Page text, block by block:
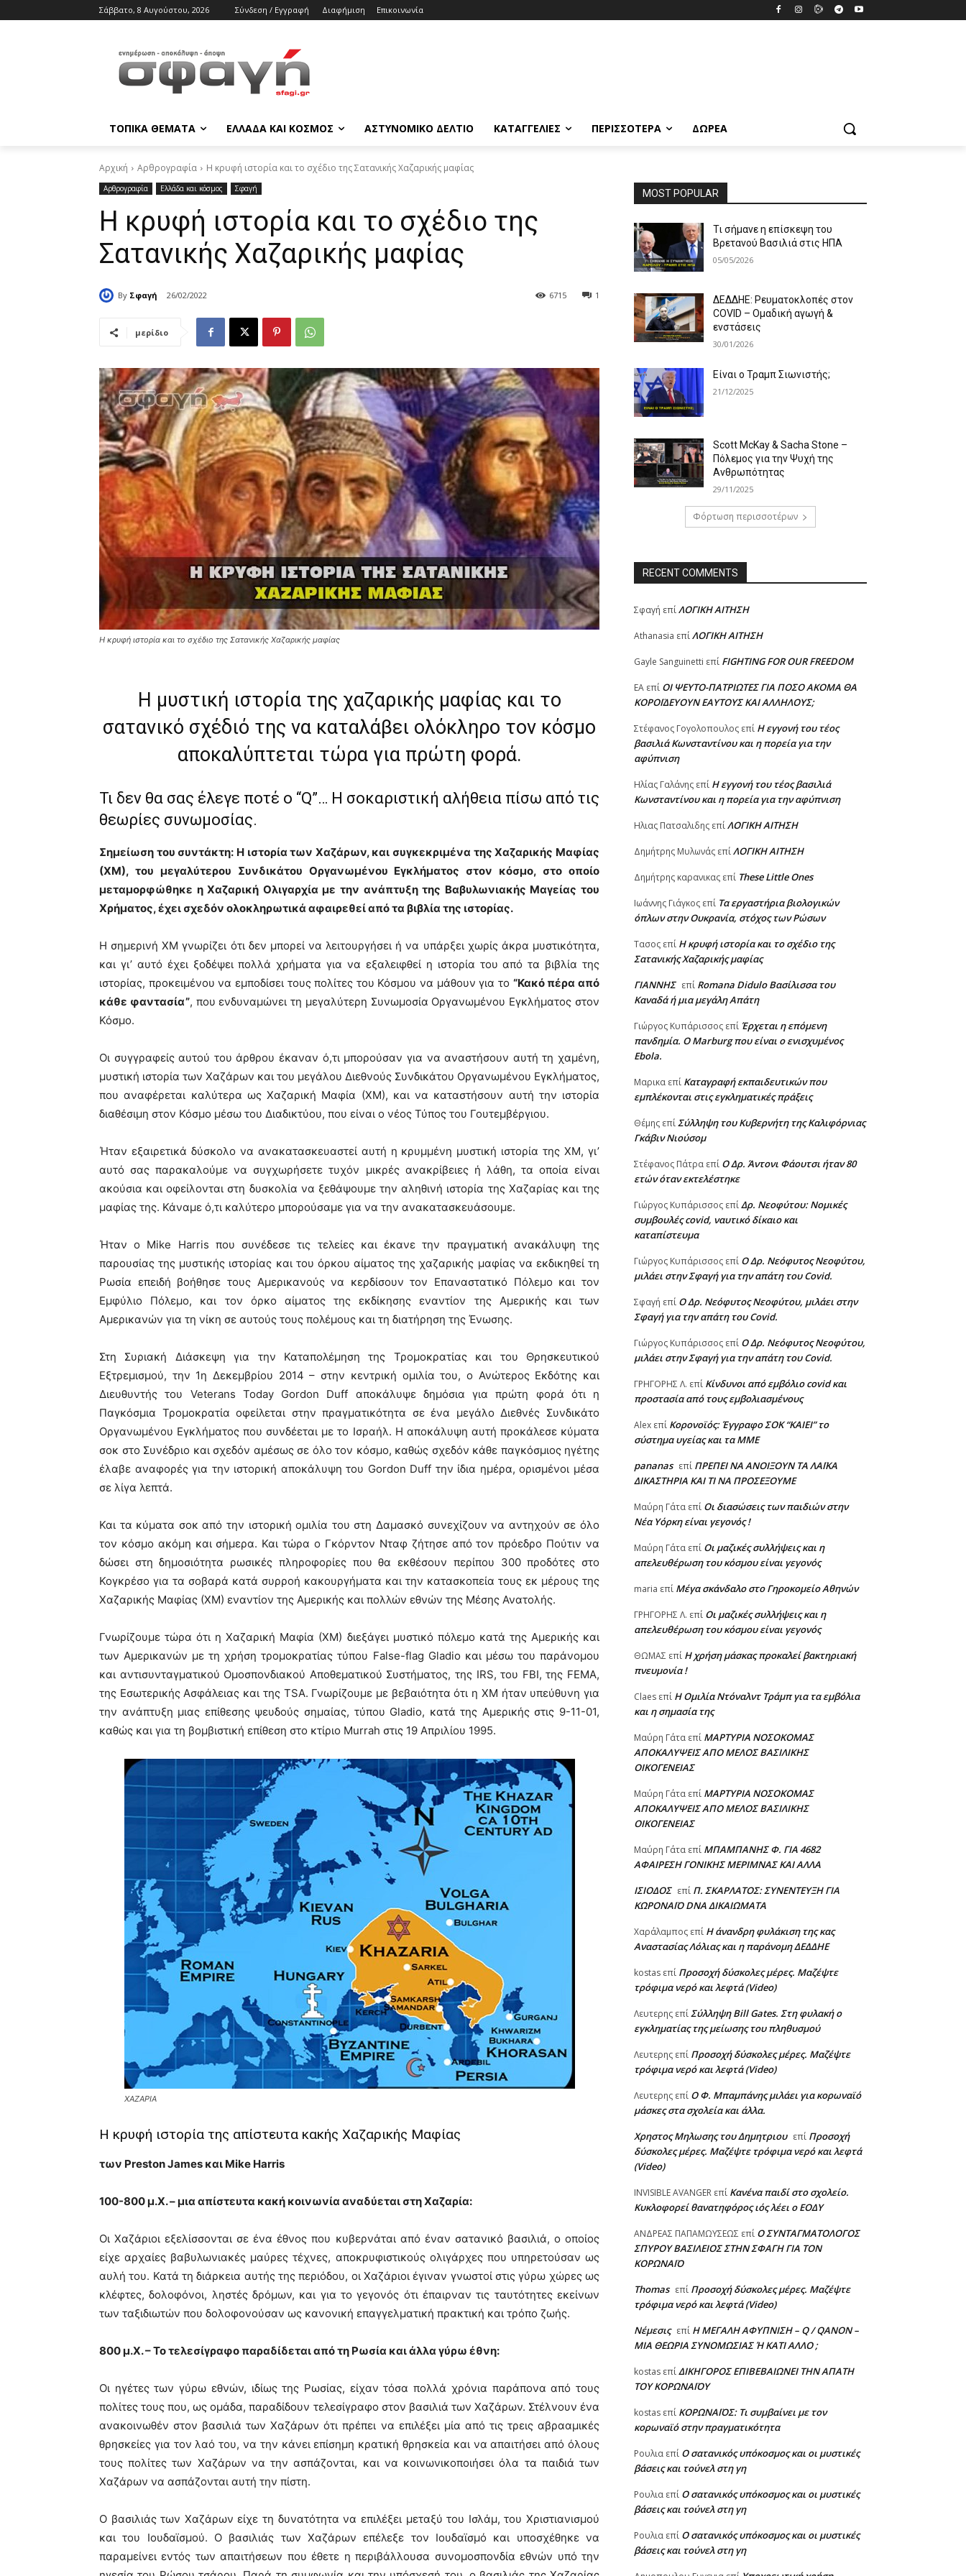
Σάββατο, 8 Αυγούστου, 2026 Σύνδεση / Εγγραφή Διαφήμιση Επικοινωνία
ΤΟΠΙΚΑ ΘΕΜΑΤΑ ΕΛΛΑΔΑ ΚΑΙ ΚΟΣΜΟΣ ΑΣΤΥΝΟΜΙΚΟ ΔΕΛΤΙΟ ΚΑΤΑΓΓΕΛΙΕΣ ΠΕΡΙΣΣΟΤΕΡΑ ΔΩΡΕΆ
Αρχική Αρθρογραφία Η κρυφή ιστορία και το σχέδιο της Σατανικής Χαζαρικής μαφίας
Αρθρογραφία Ελλάδα και κόσμος Σφαγή
Η κρυφή ιστορία και το σχέδιο της
Σατανικής Χαζαρικής μαφίας
By Σφαγή 26/02/2022 1
6715
μερίδιο
Η κρυφή ιστορία και το σχέδιο της Σατανικής Χαζαρικής μαφίας
Η μυστική ιστορία της χαζαρικής μαφίας και το
σατανικό σχέδιό της να καταλάβει ολόκληρο τον κόσμο
αποκαλύπτεται τώρα για πρώτη φορά.
Τι δεν θα σας έλεγε ποτέ ο “Q”… Η σοκαριστική αλήθεια πίσω από τις
θεωρίες συνωμοσίας.
Σημείωση του συντάκτη: Η ιστορία των Χαζάρων, και συγκεκριμένα της Χαζαρικής Μαφίας
(ΧΜ), του μεγαλύτερου Συνδικάτου Οργανωμένου Εγκλήματος στον κόσμο, στο οποίο
μεταμορφώθηκε η Χαζαρική Ολιγαρχία με την ανάπτυξη της Βαβυλωνιακής Μαγείας του
Χρήματος, έχει σχεδόν ολοκληρωτικά αφαιρεθεί από τα βιβλία της ιστορίας.
Η σημερινή ΧΜ γνωρίζει ότι δεν μπορεί να λειτουργήσει ή να υπάρξει χωρίς άκρα μυστικότητα,
και γι’ αυτό έχει ξοδέψει πολλά χρήματα για να εξαλειφθεί η ιστορία του από τα βιβλία της
ιστορίας, προκειμένου να εμποδίσει τους πολίτες του Κόσμου να μάθουν για το “Κακό πέρα από
κάθε φαντασία”, που ενδυναμώνει τη μεγαλύτερη Συνωμοσία Οργανωμένου Εγκλήματος στον
Κόσμο.
Οι συγγραφείς αυτού του άρθρου έκαναν ό,τι μπορούσαν για να αναστήσουν αυτή τη χαμένη,
μυστική ιστορία των Χαζάρων και του μεγάλου Διεθνούς Συνδικάτου Οργανωμένου Εγκλήματος,
που αναφέρεται καλύτερα ως Χαζαρική Μαφία (ΧΜ), και να καταστήσουν αυτή την ιστορία
διαθέσιμη στον Κόσμο μέσω του Διαδικτύου, που είναι ο νέος Τύπος του Γουτεμβέργιου.
Ήταν εξαιρετικά δύσκολο να ανακατασκευαστεί αυτή η κρυμμένη μυστική ιστορία της ΧΜ, γι’
αυτό σας παρακαλούμε να συγχωρήσετε τυχόν μικρές ανακρίβειες ή λάθη, τα οποία είναι
ακούσια και οφείλονται στη δυσκολία να ξεθάψουμε την αληθινή ιστορία της Χαζαρίας και της
μαφίας της. Κάναμε ό,τι καλύτερο μπορούσαμε για να την ανακατασκευάσουμε.
Ήταν ο Mike Harris που συνέδεσε τις τελείες και έκανε την πραγματική ανακάλυψη της
παρουσίας της μυστικής ιστορίας και του όρκου αίματος της χαζαρικής μαφίας να εκδικηθεί τη
Ρωσία επειδή βοήθησε τους Αμερικανούς να κερδίσουν τον Επαναστατικό Πόλεμο και τον
Εμφύλιο Πόλεμο, και τον όρκο αίματος της εκδίκησης εναντίον της Αμερικής και των
Αμερικανών για τη νίκη σε αυτούς τους πολέμους και τη διατήρηση της Ένωσης.
Στη Συριακή Διάσκεψη για την Καταπολέμηση της Τρομοκρατίας και του Θρησκευτικού
Εξτρεμισμού, την 1η Δεκεμβρίου 2014 – στην κεντρική ομιλία του, ο Ανώτερος Εκδότης και
Διευθυντής του Veterans Today Gordon Duff αποκάλυψε δημόσια για πρώτη φορά ότι η
Παγκόσμια Τρομοκρατία οφείλεται στην πραγματικότητα σε ένα μεγάλο Διεθνές Συνδικάτο
Οργανωμένου Εγκλήματος που συνδέεται με το Ισραήλ. Η αποκάλυψη αυτή προκάλεσε κύματα
σοκ στο Συνέδριο και σχεδόν αμέσως σε όλο τον κόσμο, καθώς σχεδόν κάθε παγκόσμιος ηγέτης
έλαβε αναφορές για την ιστορική αποκάλυψη του Gordon Duff την ίδια ημέρα, ορισμένοι μέσα
σε λίγα λεπτά.
Και τα κύματα σοκ από την ιστορική ομιλία του στη Δαμασκό συνεχίζουν να αντηχούν σε όλο
τον κόσμο ακόμη και σήμερα. Και τώρα ο Γκόρντον Νταφ ζήτησε από τον πρόεδρο Πούτιν να
δώσει στη δημοσιότητα ρωσικές πληροφορίες που θα εκθέσουν περίπου 300 προδότες στο
Κογκρέσο για τα σοβαρά κατά συρροή κακουργήματα και την κατασκοπεία τους εκ μέρους της
Χαζαρικής Μαφίας (ΧΜ) εναντίον της Αμερικής και πολλών εθνών της Μέσης Ανατολής.
Γνωρίζουμε τώρα ότι η Χαζαρική Μαφία (ΧΜ) διεξάγει μυστικό πόλεμο κατά της Αμερικής και
των Αμερικανών με τη χρήση τρομοκρατίας τύπου False-flag Gladio και μέσω του παράνομου
και αντισυνταγματικού Ομοσπονδιακού Αποθεματικού Συστήματος, της IRS, του FBI, της FEMA,
της Εσωτερικής Ασφάλειας και της TSA. Γνωρίζουμε με βεβαιότητα ότι η ΧΜ ήταν υπεύθυνη για
την ανάπτυξη μιας επίθεσης ψευδούς σημαίας, τύπου Gladio, κατά της Αμερικής στις 9-11-01,
καθώς και για τη βομβιστική επίθεση στο κτίριο Murrah στις 19 Απριλίου 1995.
ΧΑΖΑΡΙΑ
Η κρυφή ιστορία της απίστευτα κακής Χαζαρικής Μαφίας
των Preston James και Mike Harris
100-800 μ.Χ. – μια απίστευτα κακή κοινωνία αναδύεται στη Χαζαρία:
Οι Χαζάριοι εξελίσσονται σε ένα έθνος που κυβερνάται από έναν σατανικό βασιλιά, ο οποίος
είχε αρχαίες βαβυλωνιακές μαύρες τέχνες, αποκρυφιστικούς ολιγάρχες που υπηρετούσαν ως
αυλή του. Κατά τη διάρκεια αυτής της περιόδου, οι Χαζάριοι έγιναν γνωστοί στις γύρω χώρες ως
κλέφτες, δολοφόνοι, ληστές δρόμων, και για το γεγονός ότι έπαιρναν τις ταυτότητες εκείνων
των ταξιδιωτών που δολοφονούσαν ως κανονική επαγγελματική πρακτική και τρόπο ζωής.
800 μ.Χ. – Το τελεσίγραφο παραδίδεται από τη Ρωσία και άλλα γύρω έθνη:
Οι ηγέτες των γύρω εθνών, ιδίως της Ρωσίας, είχαν τόσα πολλά χρόνια παράπονα από τους
πολίτες τους που, ως ομάδα, παραδίδουν τελεσίγραφο στον βασιλιά των Χαζάρων. Στέλνουν ένα
ανακοινωθέν στον βασιλιά των Χαζάρων ότι πρέπει να επιλέξει μία από τις τρεις αβρααμικές
θρησκείες για τον λαό του, να την κάνει επίσημη κρατική θρησκεία και να απαιτήσει από όλους
τους πολίτες των Χαζάρων να την ασπάζονται, και να κοινωνικοποιήσει όλα τα παιδιά των
Χαζάρων να ασπάζονται αυτή την πίστη.
Ο βασιλιάς των Χαζάρων είχε τη δυνατότητα να επιλέξει μεταξύ του Ισλάμ, του Χριστιανισμού
και του Ιουδαϊσμού. Ο βασιλιάς των Χαζάρων επέλεξε τον Ιουδαϊσμό και υποσχέθηκε να
παραμείνει εντός των απαιτήσεων που έθετε η περιβάλλουσα συνομοσπονδία εθνών υπό την
MOST POPULAR
Τι σήμανε η επίσκεψη του
Βρετανού Βασιλιά στις ΗΠΑ
05/05/2026
ΔΕΔΔΗΕ: Ρευματοκλοπές στον
COVID – Ομαδική αγωγή &
ενστάσεις
30/01/2026
Είναι ο Τραμπ Σιωνιστής;
21/12/2025
Scott McKay & Sacha Stone –
Πόλεμος για την Ψυχή της
Ανθρωπότητας
29/11/2025
Φόρτωση περισσοτέρων
RECENT COMMENTS
Σφαγή επίΛΟΓΙΚΗ ΑΙΤΗΣΗ
Athanasia επίΛΟΓΙΚΗ ΑΙΤΗΣΗ
Gayle Sanguinetti επί FIGHTING FOR OUR FREEDOM
ΕΑ επί ΟΙ ΨΕΥΤΟ-ΠΑΤΡΙΩΤΕΣ ΓΙΑ ΠΟΣΟ ΑΚΟΜΑ ΘΑ
ΚΟΡΟΪΔΕΥΟΥΝ ΕΑΥΤΟΥΣ ΚΑΙ ΑΛΛΗΛΟΥΣ;
Στέφανος Γογολοπουλος επί Η εγγονή του τέος
βασιλιά Κωνσταντίνου και η πορεία για την
αφύπνιση
Ηλίας Γαλάνης επί Η εγγονή του τέος βασιλιά
Κωνσταντίνου και η πορεία για την αφύπνιση
Ηλιας Πατσαλιδης επίΛΟΓΙΚΗ ΑΙΤΗΣΗ
Δημήτρης Μυλωνάς επίΛΟΓΙΚΗ ΑΙΤΗΣΗ
Δημήτρης καρανικας επί These Little Ones
Ιωάννης Γιάγκος επί Τα εργαστήρια βιολογικών
όπλων στην Ουκρανία, στόχος των Ρώσων
Τασος επί Η κρυφή ιστορία και το σχέδιο της
Σατανικής Χαζαρικής μαφίας
ΓΙΑΝΝΗΣ επί Romana Didulo Βασίλισσα του
Καναδά ή μια μεγάλη Απάτη
Γιώργος Κυπάρισσος επί Έρχεται η επόμενη
πανδημία. Ο Marburg που είναι ο ενισχυμένος
Ebola.
Μαρικα επί Καταγραφή εκπαιδευτικών που
εμπλέκονται στις εγκληματικές πράξεις
Θέμης επίΣύλληψη του Κυβερνήτη της Καλιφόρνιας
Γκάβιν Νιούσομ
Στέφανος Πάτρα επί Ο Δρ. Άντονι Φάουτσι ήταν 80
ετών όταν εκτελέστηκε
Γιώργος Κυπάρισσος επίΔρ. Νεοφύτου: Νομικές
συμβουλές covid, ναυτικό δίκαιο και
καταπίστευμα
Γιώργος Κυπάρισσος επί Ο Δρ. Νεόφυτος Νεοφύτου,
μιλάει στην Σφαγή για την απάτη του Covid.
Σφαγή επί Ο Δρ. Νεόφυτος Νεοφύτου, μιλάει στην
Σφαγή για την απάτη του Covid.
Γιώργος Κυπάρισσος επί Ο Δρ. Νεόφυτος Νεοφύτου,
μιλάει στην Σφαγή για την απάτη του Covid.
ΓΡΗΓΟΡΗΣ Λ. επί Κίνδυνοι από εμβόλιο covid και
προστασία από τους εμβολιασμένους
Alex επί Κορονοϊός: Έγγραφο ΣΟΚ “ΚΑΙΕΙ” το
σύστημα υγείας και τα ΜΜΕ
pananas επί ΠΡΕΠΕΙ ΝΑ ΑΝΟΙΞΟΥΝ ΤΑ ΛΑΪΚΑ
ΔΙΚΑΣΤΗΡΙΑ ΚΑΙ ΤΙ ΝΑ ΠΡΟΣΕΞΟΥΜΕ
Μαύρη Γάτα επί Οι διασώσεις των παιδιών στην
Νέα Υόρκη είναι γεγονός !
Μαύρη Γάτα επί Οι μαζικές συλλήψεις και η
απελευθέρωση του κόσμου είναι γεγονός
maria επί Μέγα σκάνδαλο στο Γηροκομείο Αθηνών
ΓΡΗΓΟΡΗΣ Λ. επί Οι μαζικές συλλήψεις και η
απελευθέρωση του κόσμου είναι γεγονός
ΘΩΜΑΣ επί Η χρήση μάσκας προκαλεί βακτηριακή
πνευμονία !
Claes επί Η Ομιλία Ντόναλντ Τράμπ για τα εμβόλια
και η σημασία της
Μαύρη Γάτα επί ΜΑΡΤΥΡΙΑ ΝΟΣΟΚΟΜΑΣ
ΑΠΟΚΑΛΥΨΕΙΣ ΑΠΟ ΜΕΛΟΣ ΒΑΣΙΛΙΚΗΣ
ΟΙΚΟΓΕΝΕΙΑΣ
Μαύρη Γάτα επί ΜΑΡΤΥΡΙΑ ΝΟΣΟΚΟΜΑΣ
ΑΠΟΚΑΛΥΨΕΙΣ ΑΠΟ ΜΕΛΟΣ ΒΑΣΙΛΙΚΗΣ
ΟΙΚΟΓΕΝΕΙΑΣ
Μαύρη Γάτα επί ΜΠΑΜΠΑΝΗΣ Φ. ΓΙΑ 4682
ΑΦΑΙΡΕΣΗ ΓΟΝΙΚΗΣ ΜΕΡΙΜΝΑΣ ΚΑΙ ΑΛΛΑ
ΙΣΙΟΔΟΣ επί Π. ΣΚΑΡΛΑΤΟΣ: ΣΥΝΕΝΤΕΥΞΗ ΓΙΑ
ΚΩΡΟΝΑΪΟ DNA ΔΙΚΑΙΩΜΑΤΑ
Χαράλαμπος επί Η άνανδρη φυλάκιση της κας
Αναστασίας Λόλιας και η παράνομη ΔΕΔΔΗΕ
kostas επί Προσοχή δύσκολες μέρες. Μαζέψτε
τρόφιμα νερό και λεφτά (Video)
Λευτερης επίΣύλληψη Bill Gates. Στη φυλακή ο
εγκληματίας της μείωσης του πληθυσμού
Λευτερης επί Προσοχή δύσκολες μέρες. Μαζέψτε
τρόφιμα νερό και λεφτά (Video)
Λευτερης επί Ο Φ. Μπαμπάνης μιλάει για κορωναϊό
μάσκες στα σχολεία και άλλα.
Χρηστος Μηλωσης του Δημητριου επί Προσοχή
δύσκολες μέρες. Μαζέψτε τρόφιμα νερό και λεφτά
(Video)
INVISIBLE AVANGER επί Κανένα παιδί στο σχολείο.
Κυκλοφορεί θανατηφόρος ιός λέει ο ΕΟΔΥ
ΑΝΔΡΕΑΣ ΠΑΠΑΜΩΥΣΕΩΣ επί Ο ΣΥΝΤΑΓΜΑΤΟΛΟΓΟΣ
ΣΠΥΡΟΥ ΒΑΣΙΛΕΙΟΣ ΣΤΗΝ ΣΦΑΓΗ ΓΙΑ ΤΟΝ
ΚΟΡΩΝΑΪΟ
Thomas επί Προσοχή δύσκολες μέρες. Μαζέψτε
τρόφιμα νερό και λεφτά (Video)
Νέμεσις επί Η ΜΕΓΑΛΗ ΑΦΥΠΝΙΣΗ – Q / QANON –
ΜΙΑ ΘΕΩΡΙΑ ΣΥΝΟΜΩΣΙΑΣ Ή ΚΑΤΙ ΑΛΛΟ ;
kostas επίΔΙΚΗΓΟΡΟΣ ΕΠΙΒΕΒΑΙΩΝΕΙ ΤΗΝ ΑΠΑΤΗ
ΤΟΥ ΚΟΡΩΝΑΪΟΥ
kostas επί ΚΟΡΩΝΑΪΟΣ: Τι συμβαίνει με τον
κορωναϊό στην πραγματικότητα
Ρουλια επί Ο σατανικός υπόκοσμος και οι μυστικές
βάσεις και τούνελ στη γη
Ρουλια επί Ο σατανικός υπόκοσμος και οι μυστικές
βάσεις και τούνελ στη γη
Ρουλια επί Ο σατανικός υπόκοσμος και οι μυστικές
βάσεις και τούνελ στη γη